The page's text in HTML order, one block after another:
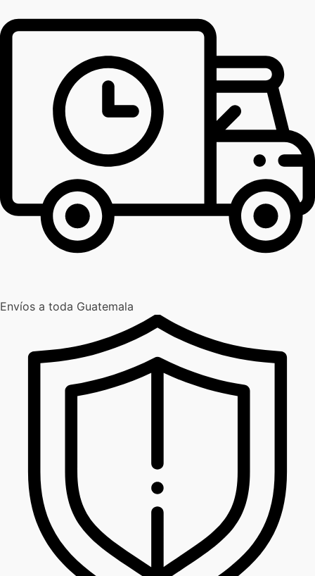
Envíos a toda Guatemala